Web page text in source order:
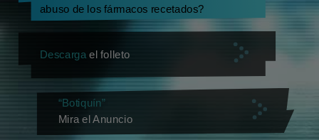
abuso de los fármacos recetados?
Descarga el folleto
“Botiquín”
Mira el Anuncio